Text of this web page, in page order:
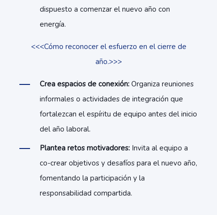
dispuesto a comenzar el nuevo año con
energía.
<<<Cómo reconocer el esfuerzo en el cierre de
año.>>>
Crea espacios de conexión: Organiza reuniones
informales o actividades de integración que
fortalezcan el espíritu de equipo antes del inicio
del año laboral.
Plantea retos motivadores: Invita al equipo a
co-crear objetivos y desafíos para el nuevo año,
fomentando la participación y la
responsabilidad compartida.